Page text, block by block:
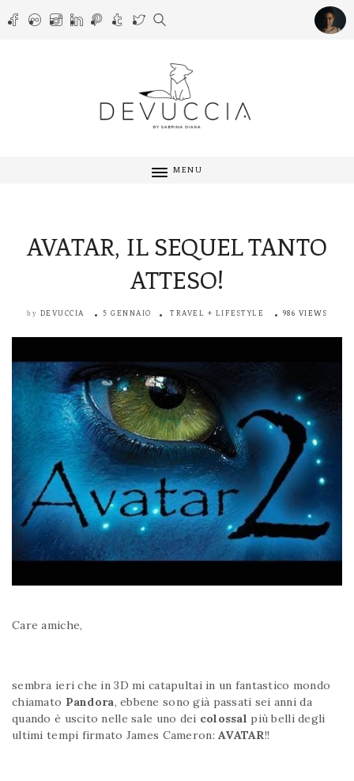
MENU
AVATAR, IL SEQUEL TANTO
ATTESO!
by DEVUCCIA 5 GENNAIO TRAVEL + LIFESTYLE 986 VIEWS
Care amiche,
sembra ieri che in 3D mi catapultai in un fantastico mondo
chiamato Pandora, ebbene sono già passati sei anni da
quando è uscito nelle sale uno dei colossal più belli degli
ultimi tempi firmato James Cameron:AVATAR!!